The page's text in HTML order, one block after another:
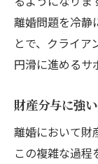
離婚問題を冷静
とで、クライア
円滑に進めるサ
財産分与に強
離婚において財
この複雑な過